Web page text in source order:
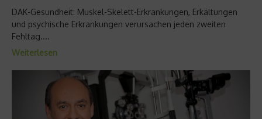
DAK-Gesundheit: Muskel-Skelett-Erkrankungen, Erkältungen
und psychische Erkrankungen verursachen jeden zweiten
Fehltag....
Weiterlesen